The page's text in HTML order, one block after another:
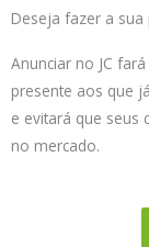
Deseja fazer a sua
Anunciar no JC
presente aos que
e evitará que seus
no mercado.